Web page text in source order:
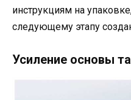
инструкциям на
следующему этапу
Усиление основы